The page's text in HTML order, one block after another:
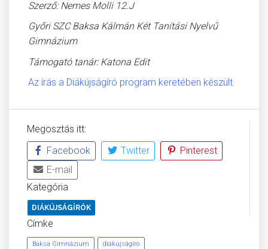
Szerző: Nemes Molli 12.J
Győri SZC Baksa Kálmán Két Tanítási Nyelvű
Gimnázium
Támogató tanár: Katona Edit
Az írás a Diákújságíró program keretében készült.
Megosztás itt:
Facebook
Twitter
Pinterest
E-mail
Kategória
DIÁKÚJSÁGÍRÓK
Címke
Baksa Gimnázium diákújságíró